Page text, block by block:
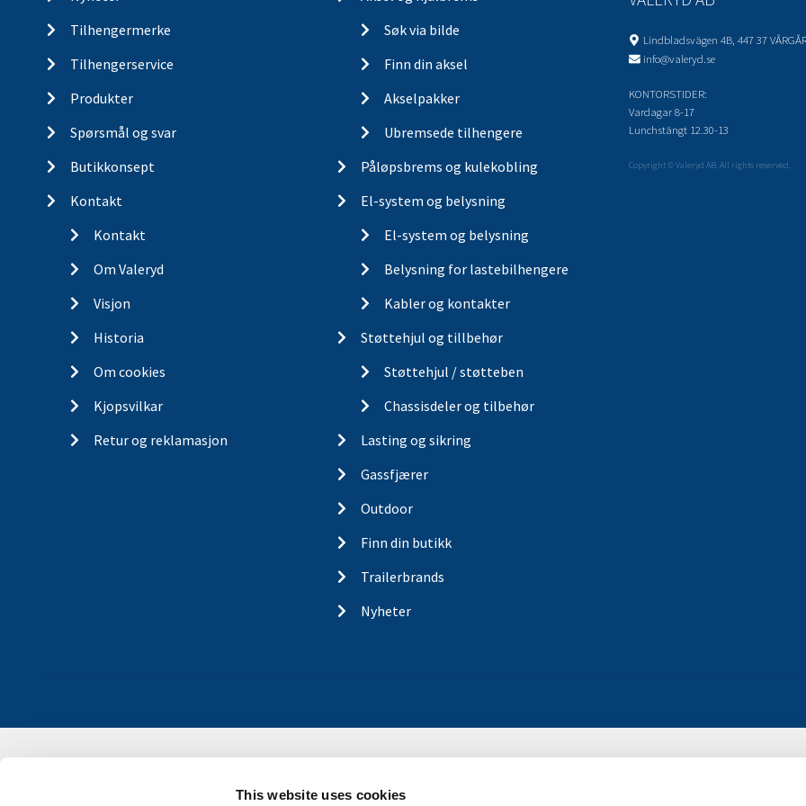
This website uses cookies
Tilhengermerke
Tilhengerservice
Produkter
Spørsmål og svar
Butikkonsept
Kontakt
Kontakt
Om Valeryd
Visjon
Historia
Om cookies
Kjopsvilkar
Retur og reklamasjon
Søk via bilde
Finn din aksel
Akselpakker
Ubremsede tilhengere
Påløpsbrems og kulekobling
El-system og belysning
El-system og belysning
Belysning for lastebilhengere
Kabler og kontakter
Støttehjul og tillbehør
Støttehjul / støtteben
Chassisdeler og tilbehør
Lasting og sikring
Gassfjærer
Outdoor
Finn din butikk
Trailerbrands
Nyheter
Lindbladsvägen 4B, 447 37
info@valeryd.se
KONTORSTIDER:
Vardagar 8-17
Lunchstängt 12.30-13
Copyright © Valeryd AB. All rights reserved.